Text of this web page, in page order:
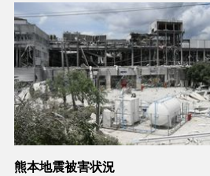
熊本地震被害状況